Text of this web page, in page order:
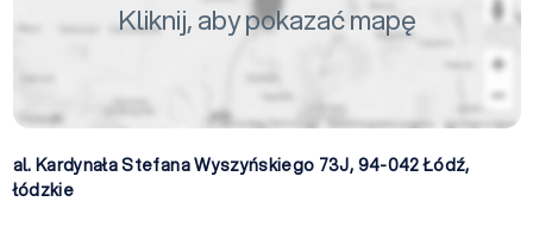
Kliknij, aby pokazać mapę
al. Kardynała Stefana Wyszyńskiego 73J, 94-042Łódź,
łódzkie